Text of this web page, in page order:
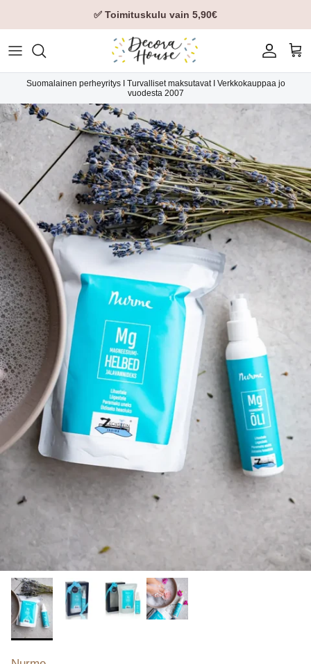
✅ Toimituskulu vain 5,90€
Tili
Suomalainen perheyritys I Turvalliset maksutavat I Verkkokauppaa jo
vuodesta 2007